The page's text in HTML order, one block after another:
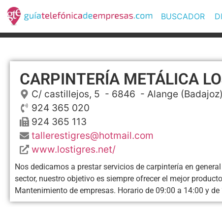
BUSCADOR
CARPINTERÍA METÁLICA
C/ castillejos, 5 - 6846 -Alange (Badajoz)
924 365 020
924 365 113
tallerestigres@hotmail.com
www.lostigres.net/
Nos dedicamos a prestar servicios de carpintería en
sector, nuestro objetivo es siempre ofrecer el mejor
Mantenimiento de empresas. Horario de 09:00 a 14:00 y